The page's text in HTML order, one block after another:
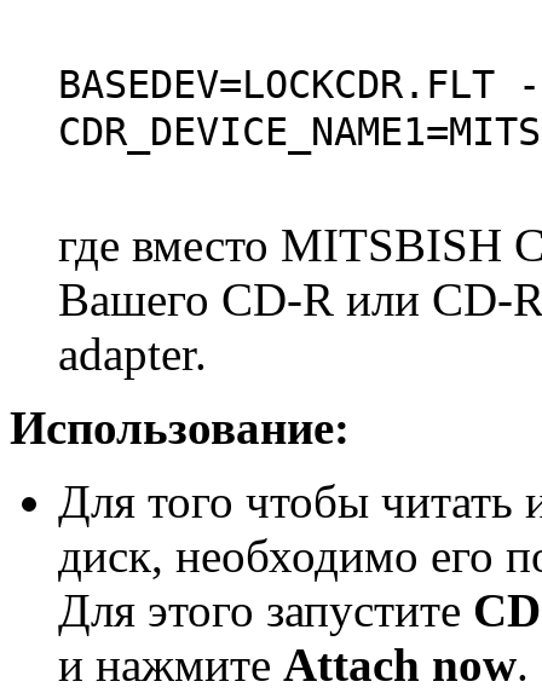
где вместо MITSBISH
Вашего CD-R или CD-
adapter.
Использование:
Для того чтобы читать
диск, необходимо его
Для этого запустите
и нажмите Attach now.